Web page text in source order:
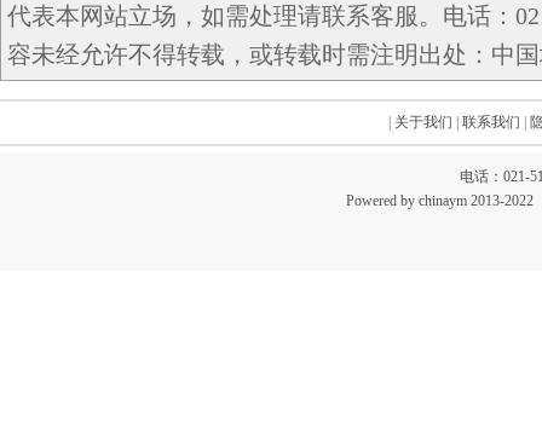
代表本网站立场，如需处理请联系客服。电话：
容未经允许不得转载，或转载时需注明出处：中国
关于我们 联系我们
电话：021-
Powered by chinaym 2013-